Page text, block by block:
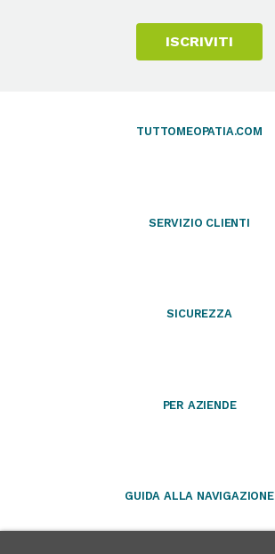
ISCRIVITI
TUTTOMEOPATIA.COM
SERVIZIO CLIENTI
SICUREZZA
PER AZIENDE
GUIDA ALLA NAVIGAZIONE